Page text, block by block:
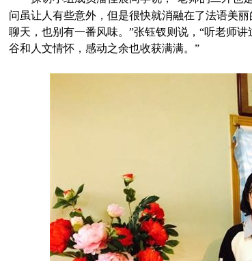
问虽让人有些意外，但是很快就消融在了法语美
聊天，也别有一番风味。”张钰钗则说，“听老师
谷和人文情怀，感动之余也收获满满。”